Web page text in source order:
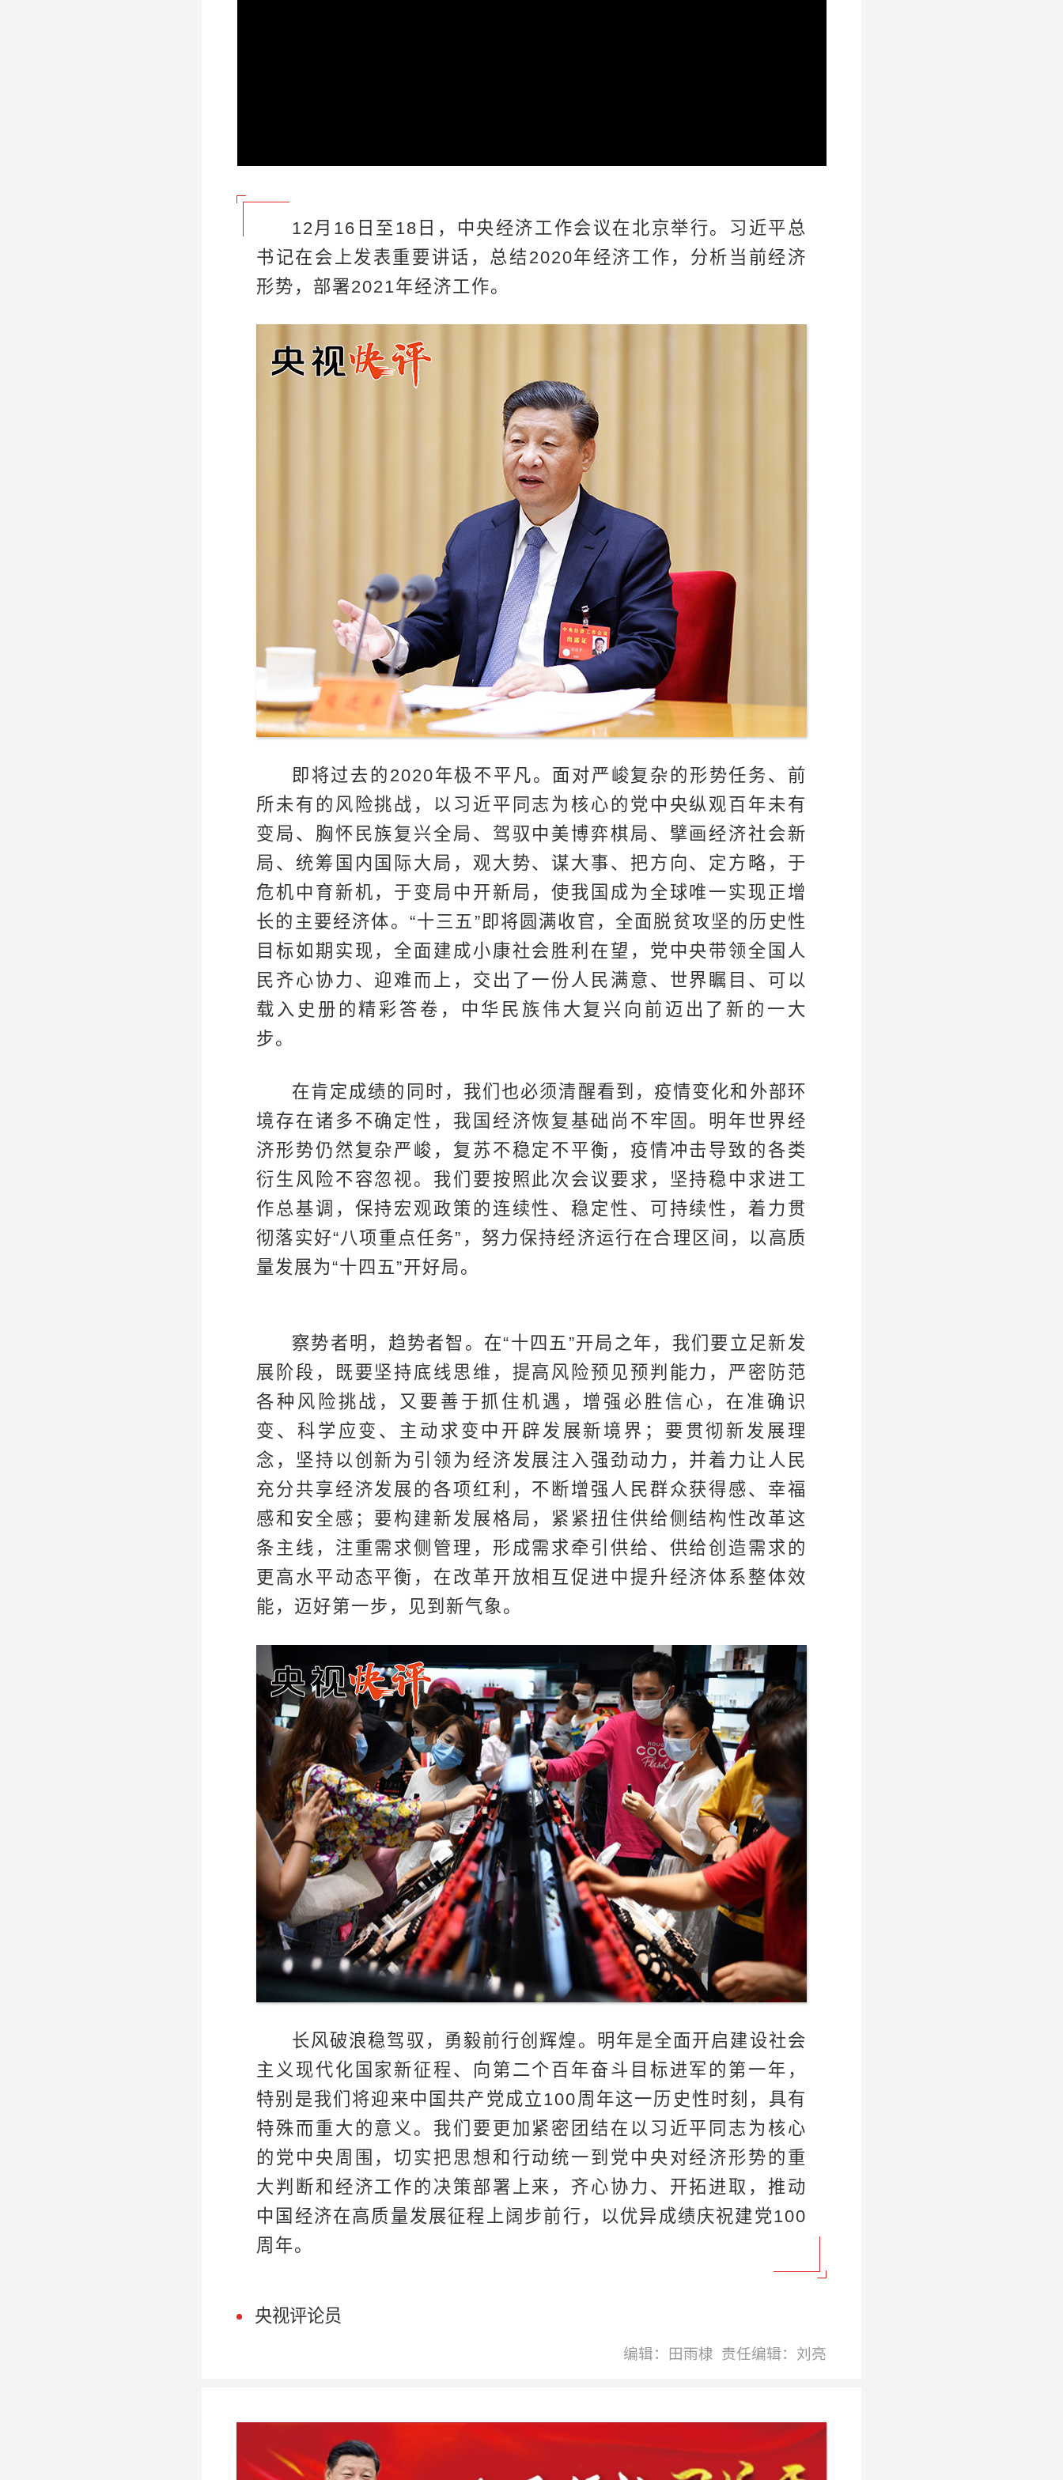
12月16日至18日，中央经济工作会议在北京举行。习近平总
书记在会上发表重要讲话，总结2020年经济工作，分析当前经济
形势，部署2021年经济工作。
即将过去的2020年极不平凡。面对严峻复杂的形势任务、前
所未有的风险挑战，以习近平同志为核心的党中央纵观百年未有
变局、胸怀民族复兴全局、驾驭中美博弈棋局、擘画经济社会新
局、统筹国内国际大局，观大势、谋大事、把方向、定方略，于
危机中育新机，于变局中开新局，使我国成为全球唯一实现正增
长的主要经济体。“十三五”即将圆满收官，全面脱贫攻坚的历史性
目标如期实现，全面建成小康社会胜利在望，党中央带领全国人
民齐心协力、迎难而上，交出了一份人民满意、世界瞩目、可以
载入史册的精彩答卷，中华民族伟大复兴向前迈出了新的一大
步。
在肯定成绩的同时，我们也必须清醒看到，疫情变化和外部环
境存在诸多不确定性，我国经济恢复基础尚不牢固。明年世界经
济形势仍然复杂严峻，复苏不稳定不平衡，疫情冲击导致的各类
衍生风险不容忽视。我们要按照此次会议要求，坚持稳中求进工
作总基调，保持宏观政策的连续性、稳定性、可持续性，着力贯
彻落实好“八项重点任务”，努力保持经济运行在合理区间，以高质
量发展为“十四五”开好局。
察势者明，趋势者智。在“十四五”开局之年，我们要立足新发
展阶段，既要坚持底线思维，提高风险预见预判能力，严密防范
各种风险挑战，又要善于抓住机遇，增强必胜信心，在准确识
变、科学应变、主动求变中开辟发展新境界；要贯彻新发展理
念，坚持以创新为引领为经济发展注入强劲动力，并着力让人民
充分共享经济发展的各项红利，不断增强人民群众获得感、幸福
感和安全感；要构建新发展格局，紧紧扭住供给侧结构性改革这
条主线，注重需求侧管理，形成需求牵引供给、供给创造需求的
更高水平动态平衡，在改革开放相互促进中提升经济体系整体效
能，迈好第一步，见到新气象。
长风破浪稳驾驭，勇毅前行创辉煌。明年是全面开启建设社会
主义现代化国家新征程、向第二个百年奋斗目标进军的第一年，
特别是我们将迎来中国共产党成立100周年这一历史性时刻，具有
特殊而重大的意义。我们要更加紧密团结在以习近平同志为核心
的党中央周围，切实把思想和行动统一到党中央对经济形势的重
大判断和经济工作的决策部署上来，齐心协力、开拓进取，推动
中国经济在高质量发展征程上阔步前行，以优异成绩庆祝建党100
周年。
央视评论员
编辑：田雨棣 责任编辑：刘亮